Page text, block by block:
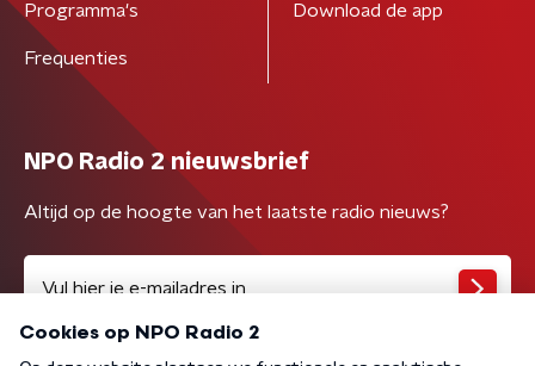
Programma's
Frequenties
Download de app
NPO Radio 2 nieuwsbrief
Altijd op de hoogte van het laatste radio nieuws?